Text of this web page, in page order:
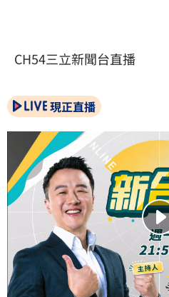
CH54三立新聞台直播
現正直播